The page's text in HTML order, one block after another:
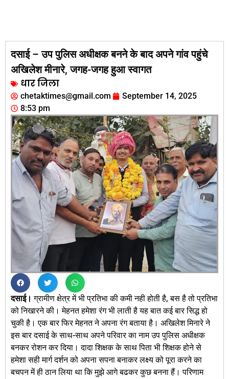
दसाई – उप पुलिस अधीक्षक बनने के बाद अपने गांव पहुंचे
अखिलेश मीनारे, जगह-जगह हुआ स्वागत
धार जिला
chetaktimes@gmail.com
September 14, 2025
8:53 pm
दसाई। ग्रामीण क्षेत्र में भी प्रतिभा की कमी नही होती है, बस है तो प्रतिभा
को निखारने की। मेहनत हमेशा रंग भी लाती है यह बात कई बार सिद्ध हो
चुकी है। एक बार फिर मेहनत ने अपना रंग बताया है। अखिलेश मिनारे ने
इस बार दसाई के साथ-साथ अपने परिवार का नाम उप पुलिस अधीक्षक
बनकर रोशन कर दिया। दादा शिक्षक के साथ पिता भी शिक्षक होने से
हमेशा सही मार्ग दर्शन को अपना सपना बनाकर लक्ष्य को पूरा करने का
बचपन में ही ठान लिया था कि मुझे आगे बढकर कुछ बनना हैं। परिणाम